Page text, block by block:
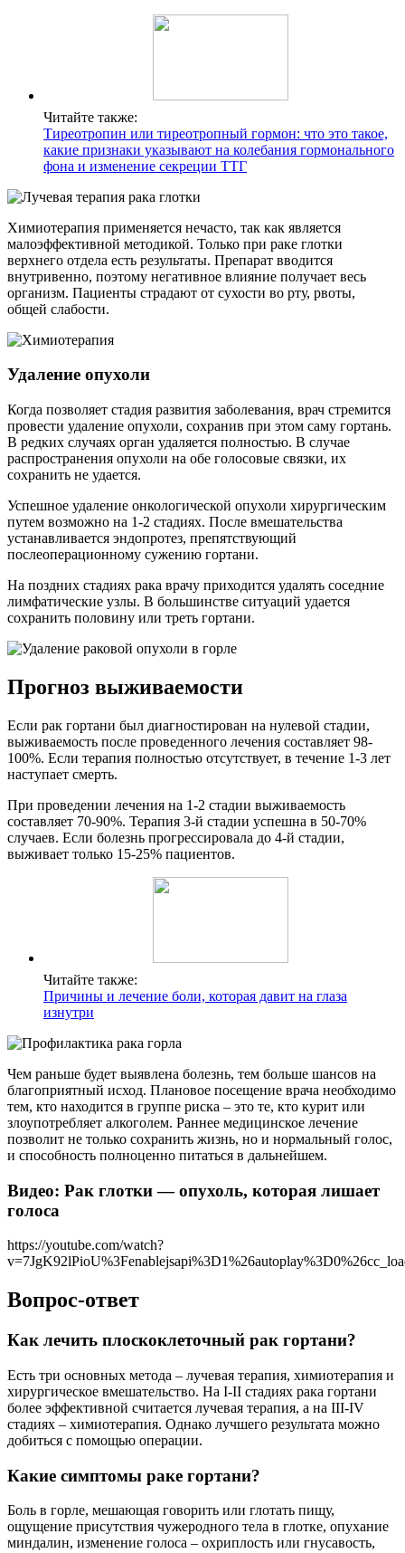
Читайте также:
Тиреотропин или тиреотропный гормон: что это такое,
какие признаки указывают на колебания гормонального
фона и изменение секреции ТТГ
Химиотерапия применяется нечасто, так как является
малоэффективной методикой. Только при раке глотки
верхнего отдела есть результаты. Препарат вводится
внутривенно, поэтому негативное влияние получает весь
организм. Пациенты страдают от сухости во рту, рвоты,
общей слабости.
Удаление опухоли
Когда позволяет стадия развития заболевания, врач стремится
провести удаление опухоли, сохранив при этом саму гортань.
В редких случаях орган удаляется полностью. В случае
распространения опухоли на обе голосовые связки, их
сохранить не удается.
Успешное удаление онкологической опухоли хирургическим
путем возможно на 1-2 стадиях. После вмешательства
устанавливается эндопротез, препятствующий
послеоперационному сужению гортани.
На поздних стадиях рака врачу приходится удалять соседние
лимфатические узлы. В большинстве ситуаций удается
сохранить половину или треть гортани.
Прогноз выживаемости
Если рак гортани был диагностирован на нулевой стадии,
выживаемость после проведенного лечения составляет 98-
100%. Если терапия полностью отсутствует, в течение 1-3 лет
наступает смерть.
При проведении лечения на 1-2 стадии выживаемость
составляет 70-90%. Терапия 3-й стадии успешна в 50-70%
случаев. Если болезнь прогрессировала до 4-й стадии,
выживает только 15-25% пациентов.
Читайте также:
Причины и лечение боли, которая давит на глаза
изнутри
Чем раньше будет выявлена болезнь, тем больше шансов на
благоприятный исход. Плановое посещение врача необходимо
тем, кто находится в группе риска – это те, кто курит или
злоупотребляет алкоголем. Раннее медицинское лечение
позволит не только сохранить жизнь, но и нормальный голос,
и способность полноценно питаться в дальнейшем.
Видео: Рак глотки — опухоль, которая лишает
голоса
https://youtube.com/watch?
Вопрос-ответ
Как лечить плоскоклеточный рак гортани?
Есть три основных метода – лучевая терапия, химиотерапия и
хирургическое вмешательство. На I-II стадиях рака гортани
более эффективной считается лучевая терапия, а на III-IV
стадиях – химиотерапия. Однако лучшего результата можно
добиться с помощью операции.
Какие симптомы раке гортани?
Боль в горле, мешающая говорить или глотать пищу,
ощущение присутствия чужеродного тела в глотке, опухание
миндалин, изменение голоса – охриплость или гнусавость,